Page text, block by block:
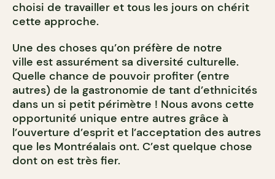
choisi de travailler et tous les jours on chérit
cette approche.
Une des choses qu’on préfère de notre
ville est assurément sa diversité culturelle.
Quelle chance de pouvoir profiter (entre
autres) de la gastronomie de tant d’ethnicités
dans un si petit périmètre ! Nous avons cette
opportunité unique entre autres grâce à
l’ouverture d’esprit et l’acceptation des autres
que les Montréalais ont. C’est quelque chose
dont on est très fier.